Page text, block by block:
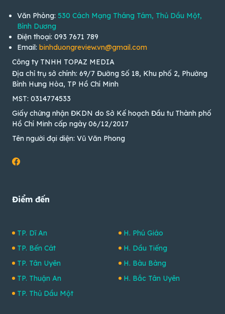
Văn Phòng: 530 Cách Mạng Tháng Tám, Thủ Dầu Một,
Bình Dương
Điện thoại: 093 7671 789
Email: binhduongreview.vn@gmail.com
Công ty TNHH TOPAZ MEDIA
Địa chỉ trụ sở chính: 69/7 Đường Số 18, Khu phố 2, Phường
Bình Hưng Hòa, TP Hồ Chí Minh
MST: 0314774533
Giấy chứng nhận ĐKDN do Sở Kế hoạch Đầu tư Thành phố
Hồ Chí Minh cấp ngày 06/12/2017
Tên người đại diện: Vũ Văn Phong
Điểm đến
TP. Dĩ An
TP. Bến Cát
TP. Tân Uyên
TP. Thuận An
TP. Thủ Dầu Một
H. Phú Giáo
H. Dầu Tiếng
H. Bàu Bàng
H. Bắc Tân Uyên